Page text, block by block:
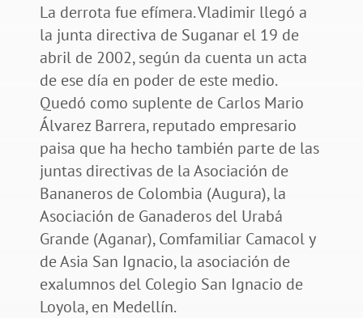
La derrota fue efímera. Vladimir llegó a
la junta directiva de Suganar el 19 de
abril de 2002, según da cuenta un acta
de ese día en poder de este medio.
Quedó como suplente de Carlos Mario
Álvarez Barrera, reputado empresario
paisa que ha hecho también parte de las
juntas directivas de la Asociación de
Bananeros de Colombia (Augura), la
Asociación de Ganaderos del Urabá
Grande (Aganar), Comfamiliar Camacol y
de Asia San Ignacio, la asociación de
exalumnos del Colegio San Ignacio de
Loyola, en Medellín.